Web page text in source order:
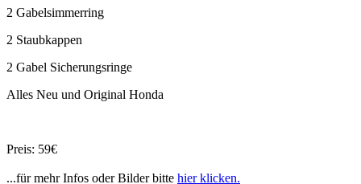
2 Gabelsimmerring
2 Staubkappen
2 Gabel Sicherungsringe
Alles Neu und Original Honda
Preis: 59€
...für mehr Infos oder Bilder bitte hier klicken.